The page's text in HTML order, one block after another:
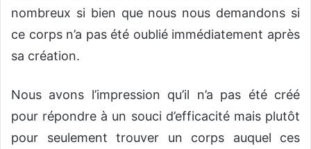
nombreux si bien que nous nous demandons si
ce corps n’a pas été oublié immédiatement après
sa création.
Nous avons l’impression qu’il n’a pas été créé
pour répondre à un souci d’efficacité mais plutôt
pour seulement trouver un corps auquel ces